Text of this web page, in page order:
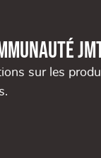
sur les